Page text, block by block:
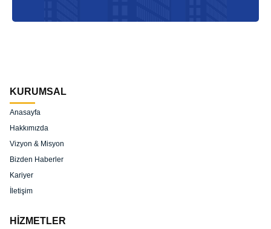
KURUMSAL
Anasayfa
Hakkımızda
Vizyon & Misyon
Bizden Haberler
Kariyer
İletişim
HİZMETLER